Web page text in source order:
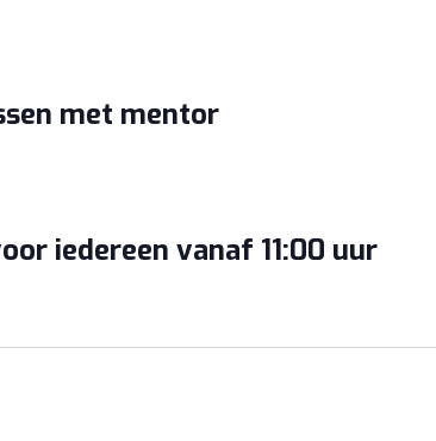
met mentor
iedereen vanaf 11:00 uur